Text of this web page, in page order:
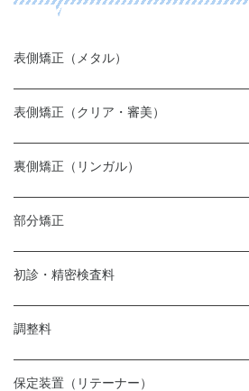
表側矯正（メタル）
表側矯正（クリア・審美）
裏側矯正（リンガル）
部分矯正
初診・精密検査料
調整料
保定装置（リテーナー）